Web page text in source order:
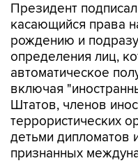
Президент
касающийся права
рождению и
определения лиц,
автоматическое
включая
Штатов, членов
террористических
детьми дипломатов
признанных